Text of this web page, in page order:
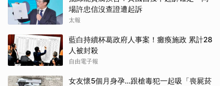
場許忠信沒查證遭起訴
太報
藍白持續杯葛政府人事案！癱瘓施政 累計28
人被封殺
自由電子報
女友懷5個月身孕…跟槍毒犯一起吸「喪屍菸